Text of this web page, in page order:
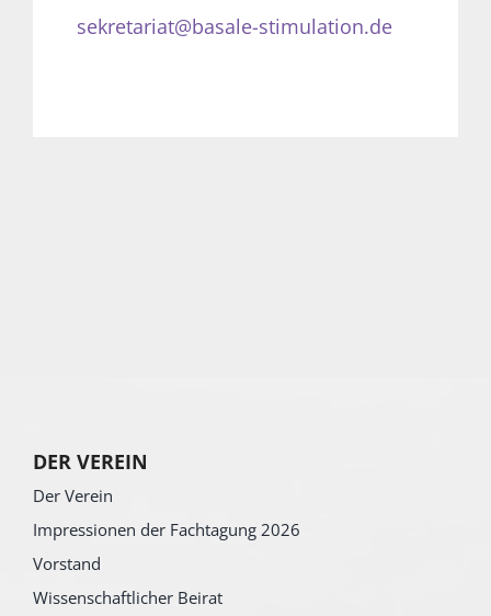
sekretariat@basale-stimulation.de
DER VEREIN
Der Verein
Impressionen der Fachtagung 2026
Vorstand
Wissenschaftlicher Beirat